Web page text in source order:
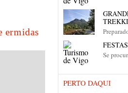
ermidas
Se
PERTO DAQUI